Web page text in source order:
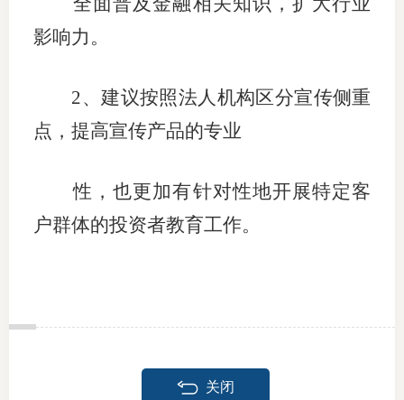
影响力。
2、建议按照法人机构区分宣传侧重
点，提高宣传产品的专业
性，也更加有针对性地开展特定客
户群体的投资者教育工作。
关闭